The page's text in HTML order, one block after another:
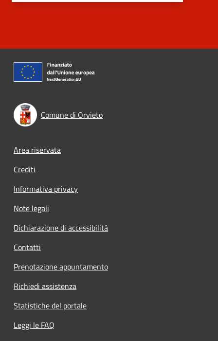
Comune di Orvieto
Footer menu
Area riservata
Crediti
Informativa privacy
Note legali
Dichiarazione di accessibilità
Contatti
Prenotazione appuntamento
Richiedi assistenza
Statistiche del portale
Leggi le FAQ